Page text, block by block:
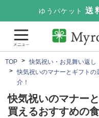
ゆうパケット 送
TOP 快気祝い・お見舞い返
快気祝いのマナーとギフト
介！
快気祝いのマナー
買えるおすすめの